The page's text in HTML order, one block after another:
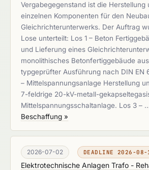
Vergabegegenstand ist die Herstellung
einzelnen Komponenten für den
Gleichrichterunterwerks. Der Auftrag
Lose unterteilt: Los 1 – Beton
und Lieferung eines
monolithisches Betonfertiggebäude
typgeprüfter Ausführung nach DIN EN
– Mittelspannungsanlage Herstellung
7-feldrige 20-kV-metall-
Mittelspannungsschaltanlage. Los 3 –
Beschaffung »
2026-07-02 DEADLINE 2026-08-
Elektrotechnische Anlagen Trafo -